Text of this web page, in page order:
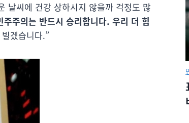
날씨에 건강 상하시지 않을까 걱정도 많
주의는 반드시 승리합니다. 우리 더 힘
겠습니다.”